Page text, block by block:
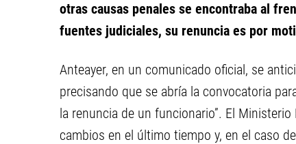
otras causas penales se encontraba al
fuentes judiciales, su renuncia es por
Anteayer, en un comunicado oficial, se
precisando que se abría la convocatoria
la renuncia de un funcionario”. El
cambios en el último tiempo y, en el caso